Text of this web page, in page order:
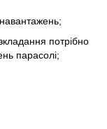
потрібно
парасолі;